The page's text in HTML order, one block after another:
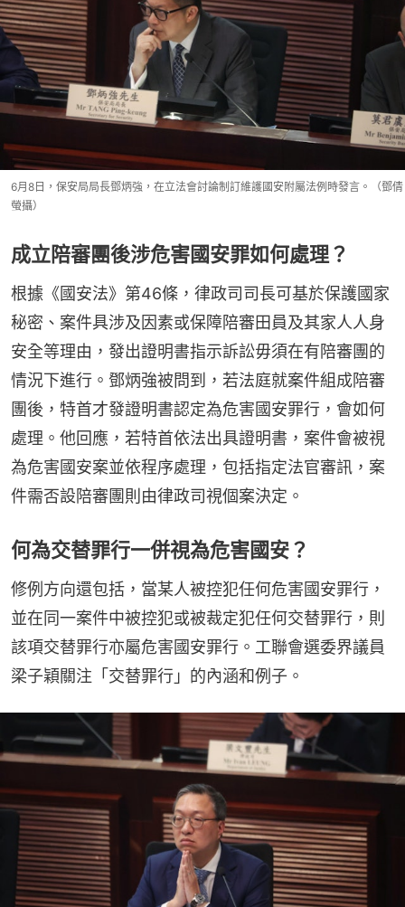
6月8日，保安局局長鄧炳強，在立法會討論制訂維護國安附屬法例時發言。（鄧倩
螢攝）
成立陪審團後涉危害國安罪如何處理？
根據《國安法》第46條，律政司司長可基於保護國家
秘密、案件具涉及因素或保障陪審田員及其家人人身
安全等理由，發出證明書指示訴訟毋須在有陪審團的
情況下進行。鄧炳強被問到，若法庭就案件組成陪審
團後，特首才發證明書認定為危害國安罪行，會如何
處理。他回應，若特首依法出具證明書，案件會被視
為危害國安案並依程序處理，包括指定法官審訊，案
件需否設陪審團則由律政司視個案決定。
何為交替罪行一併視為危害國安？
修例方向還包括，當某人被控犯任何危害國安罪行，
並在同一案件中被控犯或被裁定犯任何交替罪行，則
該項交替罪行亦屬危害國安罪行。工聯會選委界議員
梁子穎關注「交替罪行」的內涵和例子。